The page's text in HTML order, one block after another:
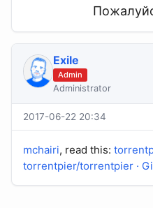
Exile
Admin
Administrator
2017-06-22 20:34
mchairi, read this:
torrentpier/torrentpier ·